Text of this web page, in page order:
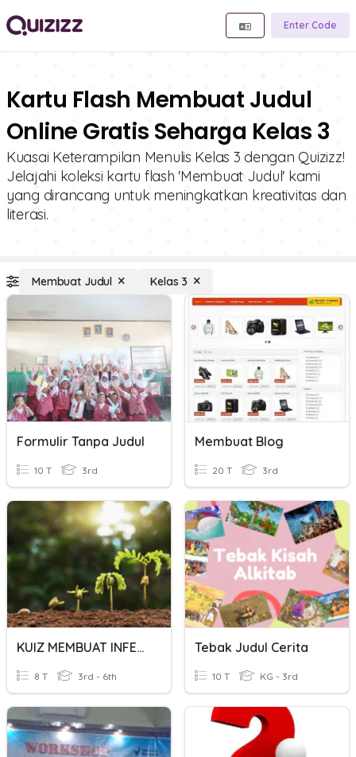
Enter Code
Kartu Flash Membuat Judul
Online Gratis Seharga Kelas 3
Kuasai Keterampilan Menulis Kelas 3 dengan Quizizz!
Jelajahi koleksi kartu flash 'Membuat Judul' kami
yang dirancang untuk meningkatkan kreativitas dan
literasi.
Membuat Judul Kelas 3
Formulir Tanpa Judul
10 T 3rd
Membuat Blog
20 T 3rd
KUIZ MEMBUAT INFERENS 1
8 T 3rd - 6th
Tebak Judul Cerita
10 T KG - 3rd